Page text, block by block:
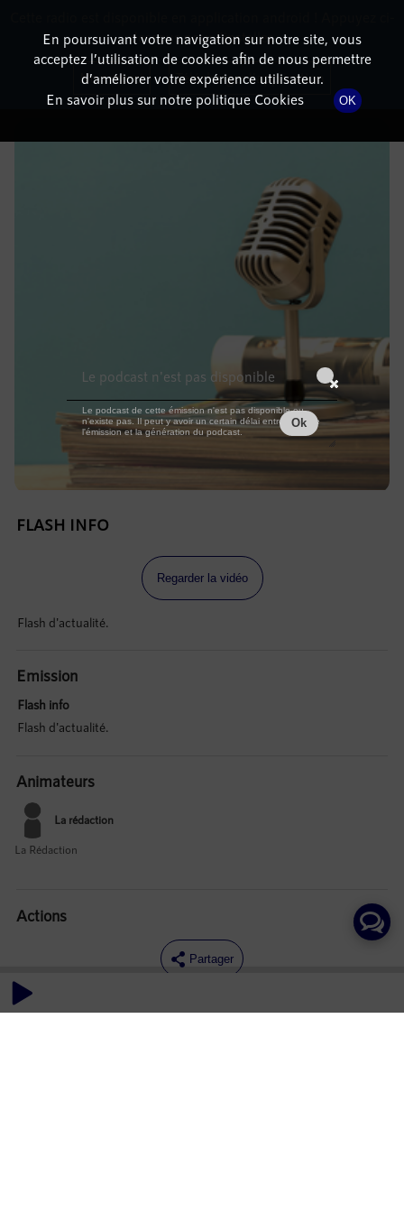
DÉTAILS DE L'ÉPISODE
24 août 2021à 8h59, durée : Invalid date
FLASH INFO
Regarder la vidéo
Flash d'actualité.
Emission
Flash info
Flash d'actualité.
Animateurs
La rédaction
La Rédaction
Actions
Partager
Commentaires
En poursuivant votre navigation sur notre site, vous
acceptez l’utilisation de cookies afin de nous permettre
d’améliorer votre expérience utilisateur.
En savoir plus sur notre politique Cookies
OK
dessous pour l'installer.
Non merci Télécharger l'application
Le podcast n'est pas disponible
Le podcast de cette émission n'est pas disponible ou
n'existe pas. Il peut y avoir un certain délai entre la fin de
l'émission et la génération du podcast.
Ok